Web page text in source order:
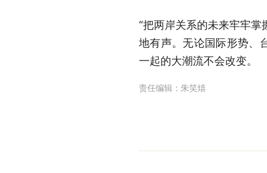
“把两岸关系的未来牢牢
地有声。无论国际形势、
一起的大潮流不会改变。
责任编辑： 朱笑熺